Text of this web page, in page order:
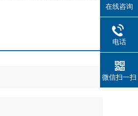
在线咨询
电话
微信扫一扫